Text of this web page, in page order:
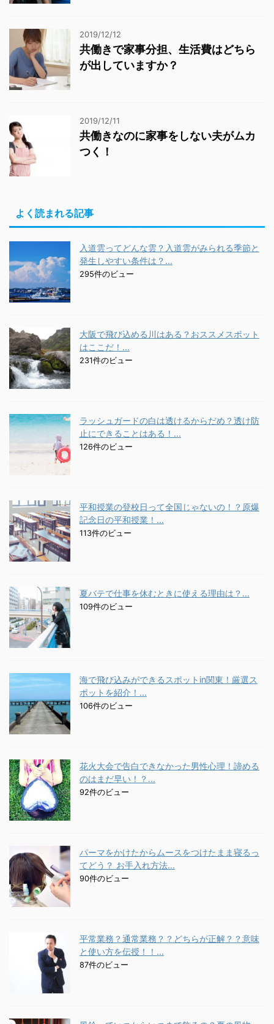
2019/12/12
共働きで家事分担、生活費はどちら
が出していますか？
2019/12/11
共働きなのに家事をしない夫がムカ
つく！
よく読まれる記事
入道雲ってどんな雲？入道雲がみられる季節と
発生しやすい条件は？...
295件のビュー
大阪で飛び込める川はある？おススメスポット
はここだ！...
231件のビュー
ラッシュガードの白は透けるからだめ？透け防
止にできることはある！...
126件のビュー
平和授業の登校日って全国じゃないの！？原爆
記念日の平和授業！...
113件のビュー
夏バテで仕事を休むときに使える理由は？...
109件のビュー
海で飛び込みができるスポットin関東！厳選ス
ポットを紹介！...
106件のビュー
花火大会で告白できなかった男性心理！諦める
のはまだ早い！？...
92件のビュー
パーマをかけたからムースをつけたまま寝るっ
てどう？ お手入れ方法...
90件のビュー
平常業務？通常業務？？どちらが正解？？意味
と使い方を伝授！！...
87件のビュー